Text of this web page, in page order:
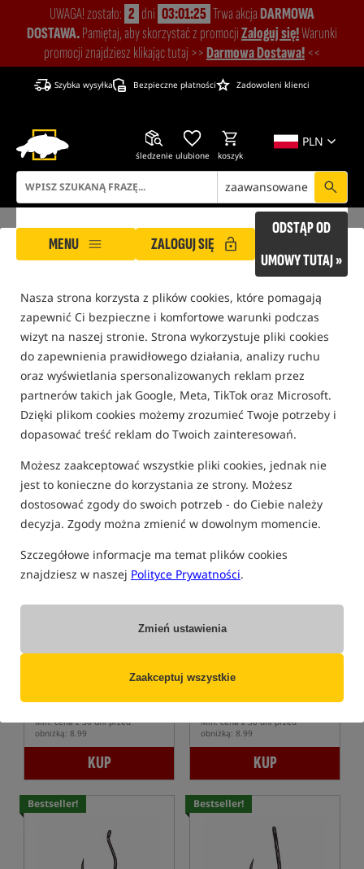
ROCKWORLD dba o Twoją prywatność!
Nasza strona korzysta z plików cookies, które pomagają
zapewnić Ci bezpieczne i komfortowe warunki podczas
wizyt na naszej stronie. Strona wykorzystuje pliki cookies
do zapewnienia prawidłowego działania, analizy ruchu
oraz wyświetlania spersonalizowanych reklam przez
partnerów takich jak Google, Meta, TikTok oraz Microsoft.
Dzięki plikom cookies możemy zrozumieć Twoje potrzeby i
dopasować treść reklam do Twoich zainteresowań.
Możesz zaakceptować wszystkie pliki cookies, jednak nie
jest to konieczne do korzystania ze strony. Możesz
dostosować zgody do swoich potrzeb - do Ciebie należy
decyzja. Zgody można zmienić w dowolnym momencie.
Szczegółowe informacje ma temat plików cookies
znajdziesz w naszej Polityce Prywatności.
Zmień ustawienia
Zaakceptuj wszystkie
UWAGA! zostało: 2 dni 03:01:24 Trwa akcjaDARMOWA
DOSTAWA.Pamiętaj, aby skorzystać z promocjiZaloguj się!Warunki
promocji znajdziesz klikając tutaj >>Darmowa Dostawa! <<
Szybka wysyłka Bezpieczne płatności Zadowoleni klienci
PLN
śledzenie ulubione koszyk
zaawansowane
MENU ZALOGUJ SIĘ
ODSTĄP OD
UMOWY TUTAJ »
ROCKWORLD Wędkarstwo Feederowe Zestawy końcowe i akcesoria feederowe
tylko produkty na "naszym magazynie"
FILTRUJ
MATRIX
Bestseller!
Matrix X6 Carp Pellet Rigger
Min. cena z 30 dni przed
obniżką: 8.99
KUP
Bestseller!
Matrix X5 F1 Pellet Rigger -
10,49
Min. cena z 30 dni przed
obniżką: 8.99
KUP
Bestseller! Bestseller!